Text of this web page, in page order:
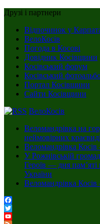
Друзі і партнери
Відпочинок у
ВелоКосів
Погода в Косові
Довідник Косівщини
Косівський форум
Косівський
Портал Косівщини
Сайти Косівщини
ВелоКосів
Веломандрівка на
неймовірних
Веломандрівка
У Рожнівській
Героїв — дня пам’яті
України
Веломандрівка Косів
Facebook
Twitter